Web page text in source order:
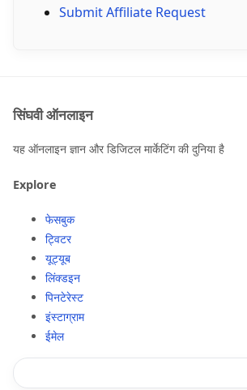
Submit Affiliate Request
सिंघवी ऑनलाइन
यह ऑनलाइन ज्ञान और डिजिटल मार्केटिंग की दुनिया है
Explore
फेसबुक
ट्विटर
यूट्यूब
लिंक्डइन
पिनटेरेस्ट
इंस्टाग्राम
ईमेल